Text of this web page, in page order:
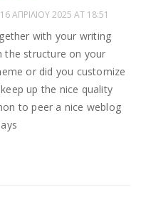
16 ΑΠΡΙΛΊΟΥ 2025 AT 18:51
with your writing
the structure on your
or did you customize
up the nice quality
to peer a nice weblog